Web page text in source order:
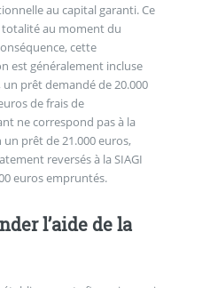
au capital garanti. Ce
totalité au moment du
cette
est généralement incluse
prêt demandé de 20.000
de frais de
ne correspond pas à la
prêt de 21.000 euros,
reversés à la SIAGI
euros empruntés.
l’aide de la